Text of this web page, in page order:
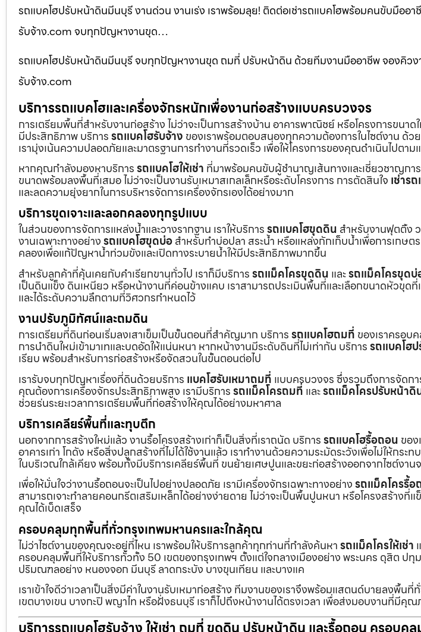
รถแบคโฮปรับหน้าดินมีนบุรี งานด่วน งานเร่ง เราพร้อมลุย! ติดต่อเช่ารถแบคโฮพร้อมคนขับมืออ
รับจ้าง.com จบทุกปัญหางานขุด…
รถแบคโฮปรับหน้าดินมีนบุรี จบทุกปัญหางานขุด ถมที่ ปรับหน้าดิน ด้วยทีมงานมืออาชีพ จองคิว
รับจ้าง.com
บริการรถแบคโฮและเครื่องจักรหนักเพื่องานก่อสร้างแบบครบวงจร
การเตรียมพื้นที่สำหรับงานก่อสร้าง ไม่ว่าจะเป็นการสร้างบ้าน อาคารพาณิชย์ หรือโครงการขนา
มีประสิทธิภาพ บริการรถแบคโฮรับจ้าง ของเราพร้อมตอบสนองทุกความต้องการในไซต์งาน ด้
เรามุ่งเน้นความปลอดภัยและมาตรฐานการทำงานที่รวดเร็ว เพื่อให้โครงการของคุณดำเนินไปตา
หากคุณกำลังมองหาบริการรถแบคโฮให้เช่า ที่มาพร้อมคนขับผู้ชำนาญเส้นทางและเชี่ยวชาญกา
ขนาดพร้อมลงพื้นที่เสมอ ไม่ว่าจะเป็นงานรับเหมาสเกลเล็กหรือระดับโครงการ การตัดสินใจ เช่าร
และลดความยุ่งยากในการบริหารจัดการเครื่องจักรเองได้อย่างมาก
บริการขุดเจาะและลอกคลองทุกรูปแบบ
ในส่วนของการจัดการแหล่งน้ำและวางรากฐาน เราให้บริการรถแบคโฮขุดดิน สำหรับงานฟุตติ้ง
งานเฉพาะทางอย่างรถแบคโฮขุดบ่อสำหรับทำบ่อปลา สระน้ำ หรือแหล่งกักเก็บน้ำเพื่อการเกษ
คลองเพื่อแก้ปัญหาน้ำท่วมขังและเปิดทางระบายน้ำให้มีประสิทธิภาพมากขึ้น
สำหรับลูกค้าที่คุ้นเคยกับคำเรียกขานทั่วไป เราก็มีบริการรถแม็คโครขุดดิน และรถแม็คโครขุดบ่
เป็นดินแข็ง ดินเหนียว หรือหน้างานที่ค่อนข้างแคบ เราสามารถประเมินพื้นที่และเลือกขนาดหัวขุดที่
และได้ระดับความลึกตามที่วิศวกรกำหนดไว้
งานปรับภูมิทัศน์และถมดิน
การเตรียมที่ดินก่อนเริ่มลงเสาเข็มเป็นขั้นตอนที่สำคัญมาก บริการรถแบคโฮถมที่ ของเราครอบ
การนำดินใหม่เข้ามาเทและบดอัดให้แน่นหนา หากหน้างานมีระดับดินที่ไม่เท่ากัน บริการรถแบคโฮ
เรียบ พร้อมสำหรับการก่อสร้างหรือจัดสวนในขั้นตอนต่อไป
เรารับจบทุกปัญหาเรื่องที่ดินด้วยบริการ แบคโฮรับเหมาถมที่ แบบครบวงจร ซึ่งรวมถึงการจัดก
คุณต้องการเครื่องจักรประสิทธิภาพสูง เรามีบริการรถแม็คโครถมที่ และรถแม็คโครปรับหน้าดิ
ช่วยร่นระยะเวลาการเตรียมพื้นที่ก่อสร้างให้คุณได้อย่างมหาศาล
บริการเคลียร์พื้นที่และทุบตึก
นอกจากการสร้างใหม่แล้ว งานรื้อโครงสร้างเก่าก็เป็นสิ่งที่เราถนัด บริการรถแบคโฮรื้อถอน ขอ
อาคารเก่า โกดัง หรือสิ่งปลูกสร้างที่ไม่ได้ใช้งานแล้ว เราทำงานด้วยความระมัดระวังเพื่อไม่ให้กระ
ในบริเวณใกล้เคียง พร้อมทั้งมีบริการเคลียร์พื้นที่ ขนย้ายเศษปูนและขยะก่อสร้างออกจากไซต์งาน
เพื่อให้มั่นใจว่างานรื้อถอนจะเป็นไปอย่างปลอดภัย เรามีเครื่องจักรเฉพาะทางอย่างรถแม็คโครรื้อ
สามารถเจาะทำลายคอนกรีตเสริมเหล็กได้อย่างง่ายดาย ไม่ว่าจะเป็นพื้นปูนหนา หรือโครงสร้างที่แ
คุณได้เบ็ดเสร็จ
ครอบคลุมทุกพื้นที่ทั่วกรุงเทพมหานครและใกล้คุณ
ไม่ว่าไซต์งานของคุณจะอยู่ที่ไหน เราพร้อมให้บริการลูกค้าทุกท่านที่กำลังค้นหารถแม็คโครให้เช่า
ครอบคลุมพื้นที่ให้บริการทั่วทั้ง 50 เขตของกรุงเทพฯ ตั้งแต่ใจกลางเมืองอย่าง พระนคร ดุสิต ป
ปริมณฑลอย่าง หนองจอก มีนบุรี ลาดกระบัง บางขุนเทียน และบางแค
เราเข้าใจดีว่าเวลาเป็นสิ่งมีค่าในงานรับเหมาก่อสร้าง ทีมงานของเราจึงพร้อมแสตนด์บายลงพื้นที่
เขตบางเขน บางกะปิ พญาไท หรือฝั่งธนบุรี เราก็ไปถึงหน้างานได้ตรงเวลา เพื่อส่งมอบงานที่มี